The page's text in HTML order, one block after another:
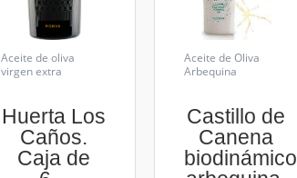
Aceite de oliva
virgen extra
Huerta Los
Caños.
Caja de
Aceite de Oliva
Arbequina
Castillo de
Canena
biodinámico